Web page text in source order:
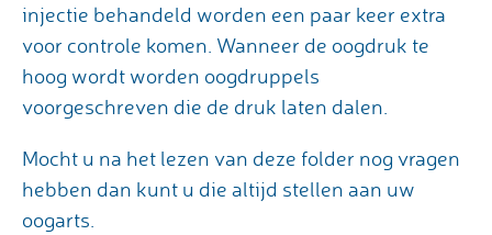
injectie behandeld worden een paar keer extra
voor controle komen. Wanneer de oogdruk te
hoog wordt worden oogdruppels
voorgeschreven die de druk laten dalen.
Mocht u na het lezen van deze folder nog vragen
hebben dan kunt u die altijd stellen aan uw
oogarts.